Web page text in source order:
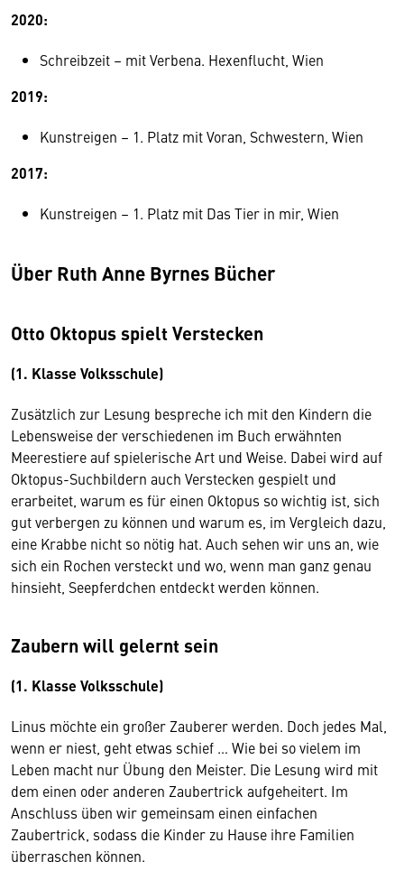
2020:
Schreibzeit – mit Verbena. Hexenflucht, Wien
2019:
Kunstreigen – 1. Platz mit Voran, Schwestern, Wien
2017:
Kunstreigen – 1. Platz mit Das Tier in mir, Wien
Über Ruth Anne Byrnes Bücher
Otto Oktopus spielt Verstecken
(1. Klasse Volksschule)
Zusätzlich zur Lesung bespreche ich mit den Kindern die
Lebensweise der verschiedenen im Buch erwähnten
Meerestiere auf spielerische Art und Weise. Dabei wird auf
Oktopus-Suchbildern auch Verstecken gespielt und
erarbeitet, warum es für einen Oktopus so wichtig ist, sich
gut verbergen zu können und warum es, im Vergleich dazu,
eine Krabbe nicht so nötig hat. Auch sehen wir uns an, wie
sich ein Rochen versteckt und wo, wenn man ganz genau
hinsieht, Seepferdchen entdeckt werden können.
Zaubern will gelernt sein
(1. Klasse Volksschule)
Linus möchte ein großer Zauberer werden. Doch jedes Mal,
wenn er niest, geht etwas schief … Wie bei so vielem im
Leben macht nur Übung den Meister. Die Lesung wird mit
dem einen oder anderen Zaubertrick aufgeheitert. Im
Anschluss üben wir gemeinsam einen einfachen
Zaubertrick, sodass die Kinder zu Hause ihre Familien
überraschen können.